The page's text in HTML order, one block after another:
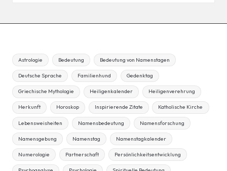
Astrologie Bedeutung Bedeutung von Namenstagen
Deutsche Sprache Familienhund Gedenktag
Griechische Mythologie Heiligenkalender Heiligenverehrung
Herkunft Horoskop Inspirierende Zitate Katholische Kirche
Lebensweisheiten Namensbedeutung Namensforschung
Namensgebung Namenstag Namenstagkalender
Numerologie Partnerschaft Persönlichkeitsentwicklung